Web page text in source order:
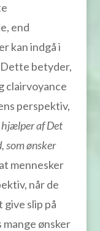
end
kan indgå i
betyder,
clairvoyance
perspektiv,
hjælper af Det
som ønsker
mennesker
når de
slip på
ønsker